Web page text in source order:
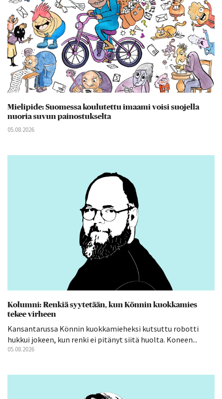
Mielipide: Suomessa koulutettu imaami voisi suojella
nuoria suvun painostukselta
05.08.2026
Kolumni: Renkiä syytetään, kun Könnin kuokkamies
tekee virheen
Kansantarussa Könnin kuokkamieheksi kutsuttu robotti
hukkui jokeen, kun renki ei pitänyt siitä huolta. Koneen...
05.08.2026